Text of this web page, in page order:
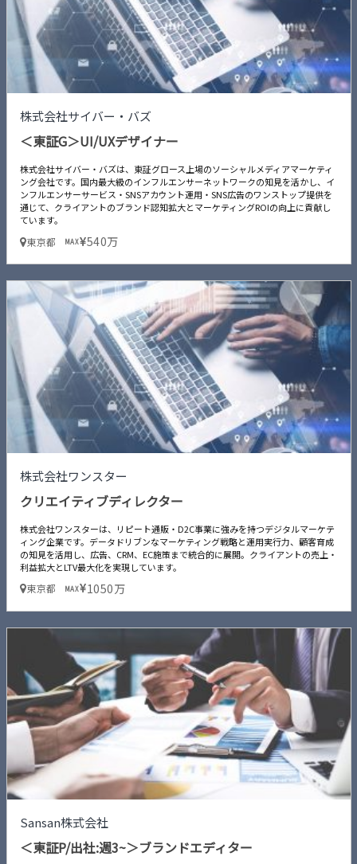
株式会社サイバー・バズ
＜東証G＞UI/UXデザイナー
株式会社サイバー・バズは、東証グロース上場のソーシャルメディアマーケティ
ング会社です。国内最大級のインフルエンサーネットワークの知見を活かし、イ
ンフルエンサーサービス・SNSアカウント運用・SNS広告のワンストップ提供を
通じて、クライアントのブランド認知拡大とマーケティングROIの向上に貢献し
ています。
東京都 MAX 540万
株式会社ワンスター
クリエイティブディレクター
株式会社ワンスターは、リピート通販・D2C事業に強みを持つデジタルマーケテ
ィング企業です。データドリブンなマーケティング戦略と運用実行力、顧客育成
の知見を活用し、広告、CRM、EC施策まで統合的に展開。クライアントの売上・
利益拡大とLTV最大化を実現しています。
東京都 MAX 1050万
Sansan株式会社
＜東証P/出社:週3~＞ブランドエディター